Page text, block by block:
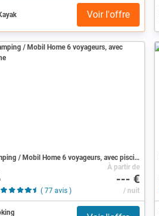
Voir l'offre
Camping / Mobil Home 6 voyageurs, avec piscine
( 77 avis )
À partir de
--- €
/ nuit